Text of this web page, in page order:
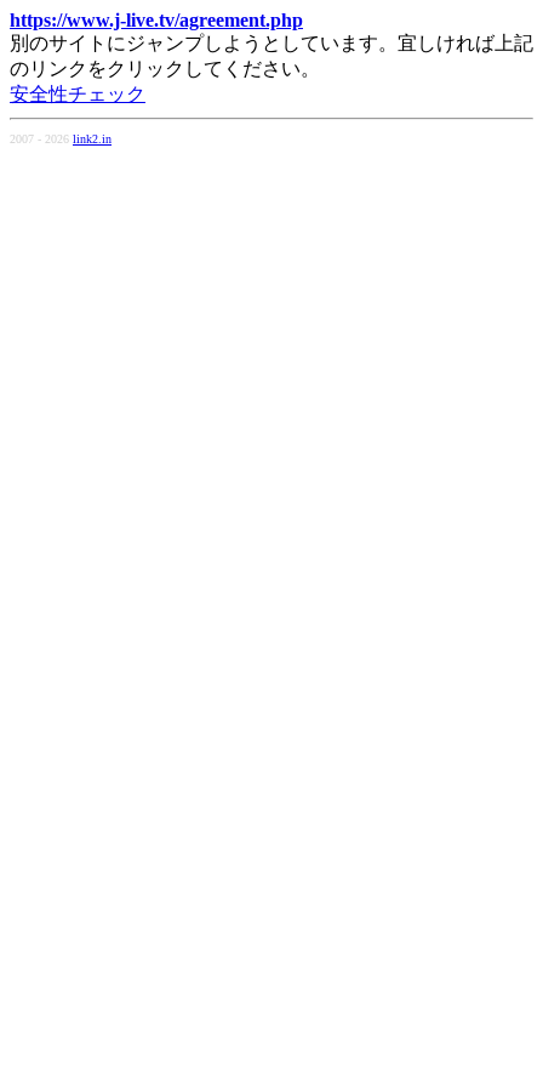
https://www.j-live.tv/agreement.php
別のサイトにジャンプしようとしています。宜しければ上記
のリンクをクリックしてください。
安全性チェック
2007 - 2026 link2.in